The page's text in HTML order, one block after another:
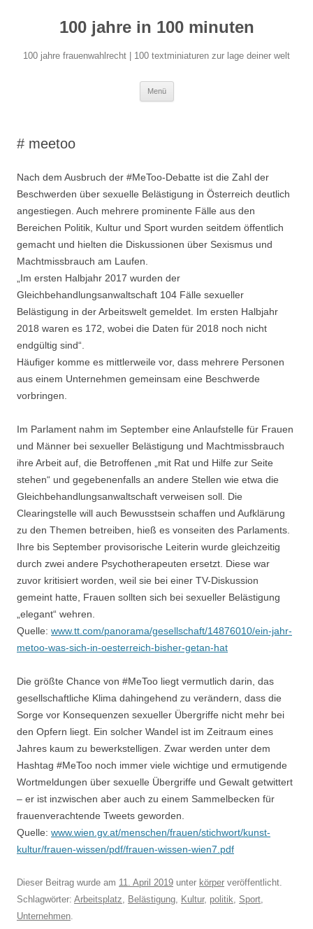
100 jahre in 100 minuten
100 jahre frauenwahlrecht | 100 textminiaturen zur lage deiner welt
Menü
# meetoo
Nach dem Ausbruch der #MeToo-Debatte ist die Zahl der
Beschwerden über sexuelle Belästigung in Österreich deutlich
angestiegen. Auch mehrere prominente Fälle aus den
Bereichen Politik, Kultur und Sport wurden seitdem öffentlich
gemacht und hielten die Diskussionen über Sexismus und
Machtmissbrauch am Laufen.
„Im ersten Halbjahr 2017 wurden der
Gleichbehandlungsanwaltschaft 104 Fälle sexueller
Belästigung in der Arbeitswelt gemeldet. Im ersten Halbjahr
2018 waren es 172, wobei die Daten für 2018 noch nicht
endgültig sind“.
Häufiger komme es mittlerweile vor, dass mehrere Personen
aus einem Unternehmen gemeinsam eine Beschwerde
vorbringen.
Im Parlament nahm im September eine Anlaufstelle für Frauen
und Männer bei sexueller Belästigung und Machtmissbrauch
ihre Arbeit auf, die Betroffenen „mit Rat und Hilfe zur Seite
stehen“ und gegebenenfalls an andere Stellen wie etwa die
Gleichbehandlungsanwaltschaft verweisen soll. Die
Clearingstelle will auch Bewusstsein schaffen und Aufklärung
zu den Themen betreiben, hieß es vonseiten des Parlaments.
Ihre bis September provisorische Leiterin wurde gleichzeitig
durch zwei andere Psychotherapeuten ersetzt. Diese war
zuvor kritisiert worden, weil sie bei einer TV-Diskussion
gemeint hatte, Frauen sollten sich bei sexueller Belästigung
„elegant“ wehren.
Quelle: www.tt.com/panorama/gesellschaft/14876010/ein-jahr-
metoo-was-sich-in-oesterreich-bisher-getan-hat
Die größte Chance von #MeToo liegt vermutlich darin, das
gesellschaftliche Klima dahingehend zu verändern, dass die
Sorge vor Konsequenzen sexueller Übergriffe nicht mehr bei
den Opfern liegt. Ein solcher Wandel ist im Zeitraum eines
Jahres kaum zu bewerkstelligen. Zwar werden unter dem
Hashtag #MeToo noch immer viele wichtige und ermutigende
Wortmeldungen über sexuelle Übergriffe und Gewalt getwittert
– er ist inzwischen aber auch zu einem Sammelbecken für
frauenverachtende Tweets geworden.
Quelle: www.wien.gv.at/menschen/frauen/stichwort/kunst-
kultur/frauen-wissen/pdf/frauen-wissen-wien7.pdf
Dieser Beitrag wurde am 11. April 2019 unter körper veröffentlicht.
Schlagwörter: Arbeitsplatz, Belästigung, Kultur, politik, Sport,
Unternehmen.